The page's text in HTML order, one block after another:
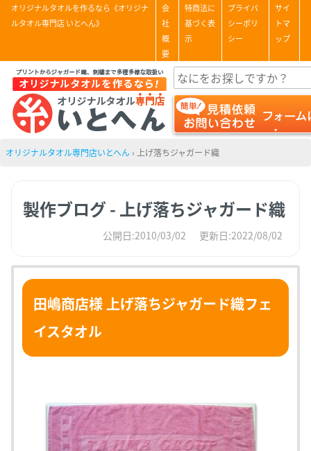
オリジナルタオルを作るなら《オリジナ
ルタオル専門店 いとへん》
会
社
概
要
特商法に
基づく表
示
プライバ
シーポリ
シー
サイ
トマ
ップ
オリジナルタオル専門店いとへん › 上げ落ちジャガード織
製作ブログ - 上げ落ちジャガード織
公開日:2010/03/02 更新日:2022/08/02
田嶋商店様 上げ落ちジャガード織フェ
イスタオル